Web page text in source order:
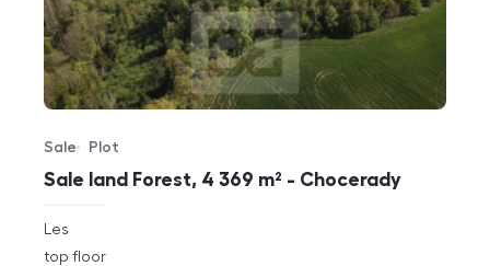
Sale land Forest, 4 369 m² - Chocerady
Offer type
Sale
Property type
Plot
rozměry
disposition
Les
funkce
top floor